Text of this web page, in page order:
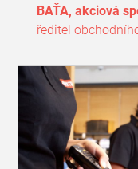
BAŤA, akciová
ředitel